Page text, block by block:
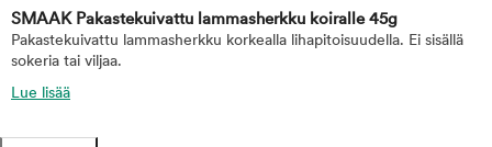
SMAAK Pakastekuivattu lammasherkku koiralle 45g
Pakastekuivattu lammasherkku korkealla lihapitoisuudella. Ei sisällä
sokeria tai viljaa.
Lue lisää